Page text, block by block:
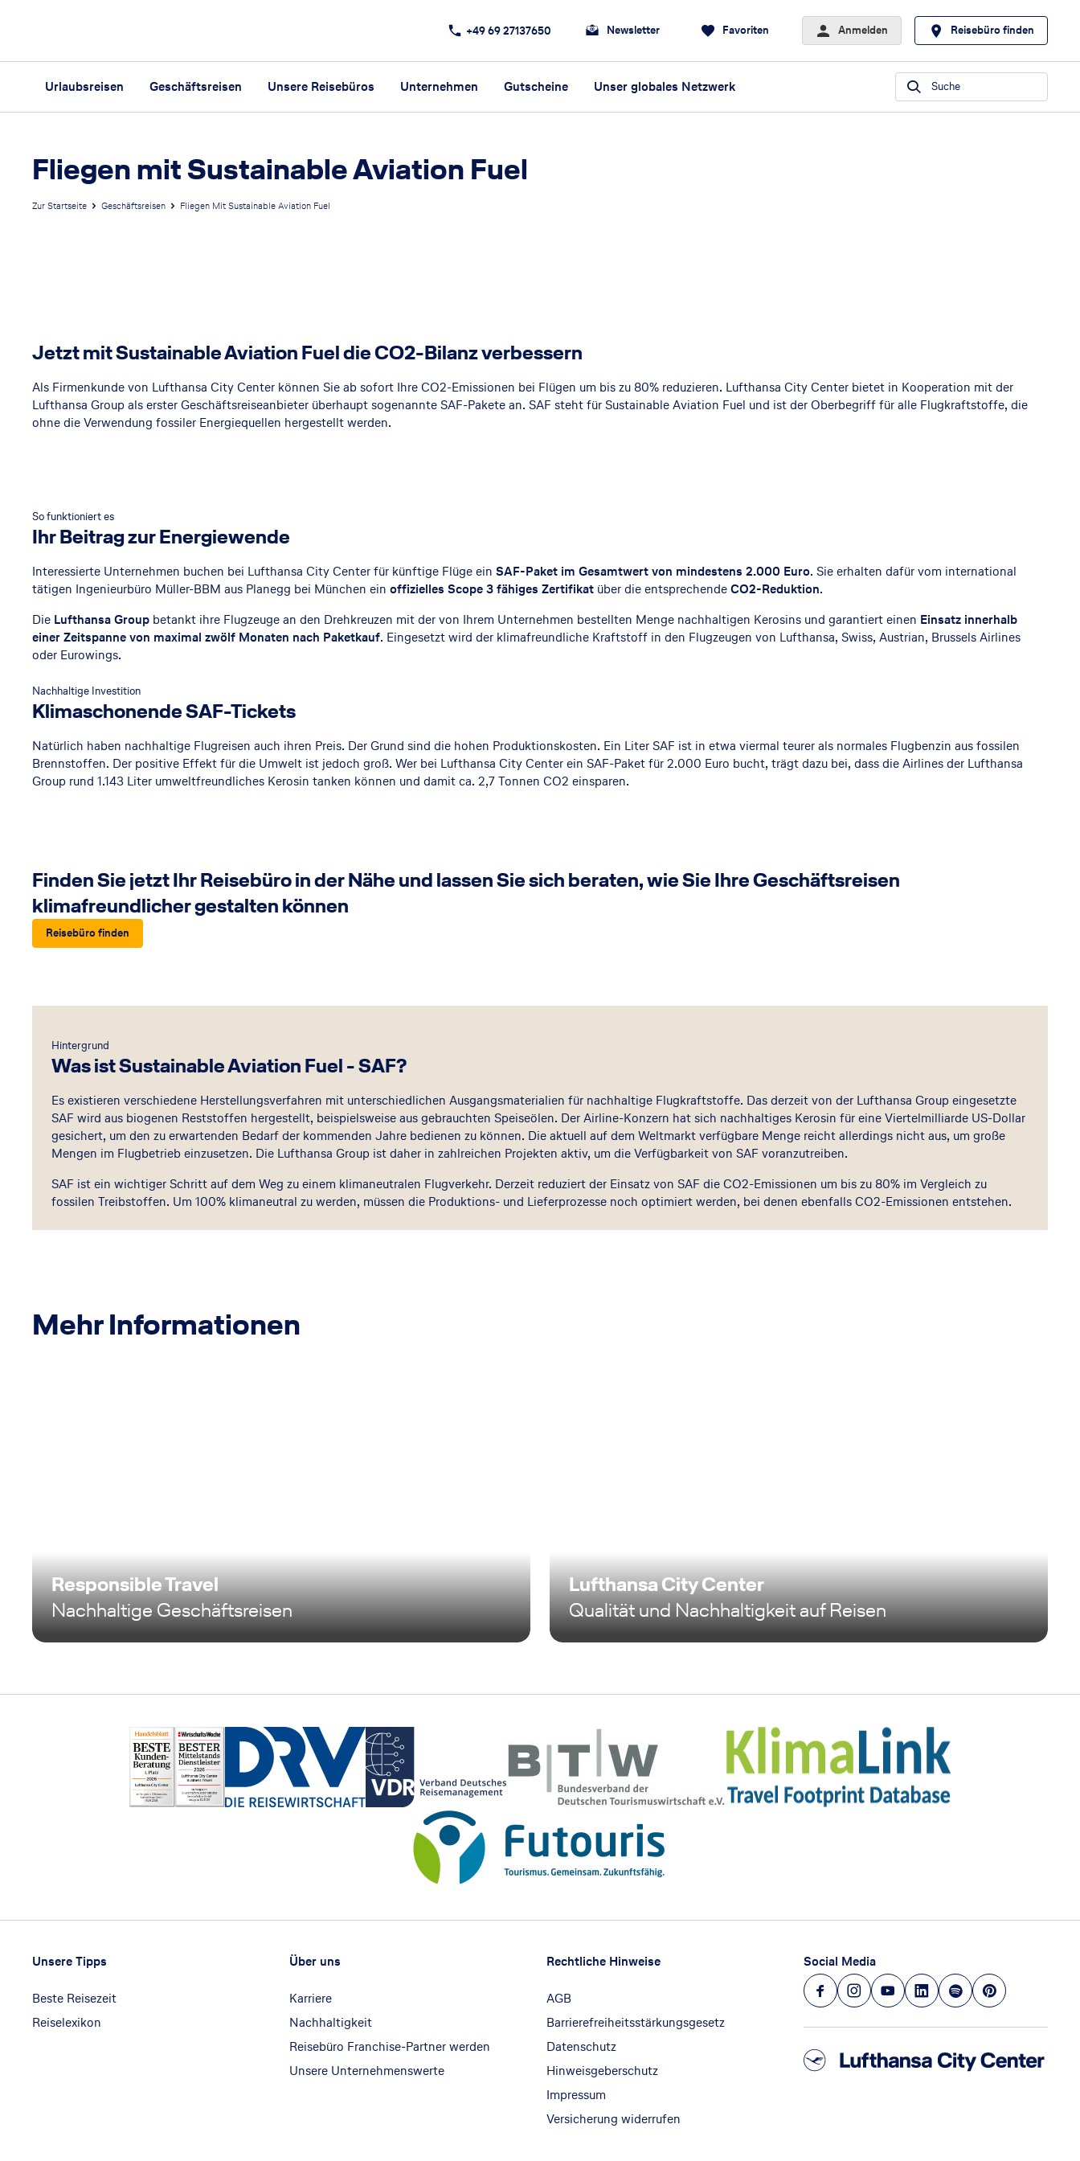
+49 69 27137650 Newsletter Favoriten Anmelden Reisebüro finden
Urlaubsreisen Geschäftsreisen Unsere Reisebüros Unternehmen Gutscheine Unser globales Netzwerk Suche
Fliegen mit Sustainable Aviation Fuel
Zur Startseite Geschäftsreisen Fliegen Mit Sustainable Aviation Fuel
CO₂ nachhaltig
Jetzt beraten lassen
Jetzt mit Sustainable Aviation Fuel die CO2-Bilanz verbessern
Als Firmenkunde von Lufthansa City Center können Sie ab sofort Ihre CO2-Emissionen bei Flügen um bis zu 80% reduzieren. Lufthansa City Center bietet in Kooperation mit der
Lufthansa Group als erster Geschäftsreiseanbieter überhaupt sogenannte SAF-Pakete an. SAF steht für Sustainable Aviation Fuel und ist der Oberbegriff für alle Flugkraftstoffe, die
ohne die Verwendung fossiler Energiequellen hergestellt werden.
So funktioniert es
Ihr Beitrag zur Energiewende
Interessierte Unternehmen buchen bei Lufthansa City Center für künftige Flüge ein SAF-Paket im Gesamtwert von mindestens 2.000 Euro. Sie erhalten dafür vom international
tätigen Ingenieurbüro Müller-BBM aus Planegg bei München ein offizielles Scope 3 fähiges Zertifikat über die entsprechendeCO2-Reduktion.
Die Lufthansa Group betankt ihre Flugzeuge an den Drehkreuzen mit der von Ihrem Unternehmen bestellten Menge nachhaltigen Kerosins und garantiert einen Einsatz innerhalb
einer Zeitspanne von maximal zwölf Monaten nach Paketkauf. Eingesetzt wird der klimafreundliche Kraftstoff in den Flugzeugen von Lufthansa, Swiss, Austrian, Brussels Airlines
oder Eurowings.
Nachhaltige Investition
Klimaschonende SAF-Tickets
Natürlich haben nachhaltige Flugreisen auch ihren Preis. Der Grund sind die hohen Produktionskosten. Ein Liter SAF ist in etwa viermal teurer als normales Flugbenzin aus fossilen
Brennstoffen. Der positive Effekt für die Umwelt ist jedoch groß. Wer bei Lufthansa City Center ein SAF-Paket für 2.000 Euro bucht, trägt dazu bei, dass die Airlines der Lufthansa
Group rund 1.143 Liter umweltfreundliches Kerosin tanken können und damit ca. 2,7 Tonnen CO2 einsparen.
Finden Sie jetzt Ihr Reisebüro in der Nähe und lassen Sie sich beraten, wie Sie Ihre Geschäftsreisen
klimafreundlicher gestalten können
Reisebüro finden
Hintergrund
Was ist Sustainable Aviation Fuel - SAF?
Es existieren verschiedene Herstellungsverfahren mit unterschiedlichen Ausgangsmaterialien für nachhaltige Flugkraftstoffe. Das derzeit von der Lufthansa Group eingesetzte
SAF wird aus biogenen Reststoffen hergestellt, beispielsweise aus gebrauchten Speiseölen. Der Airline-Konzern hat sich nachhaltiges Kerosin für eine Viertelmilliarde US-Dollar
gesichert, um den zu erwartenden Bedarf der kommenden Jahre bedienen zu können. Die aktuell auf dem Weltmarkt verfügbare Menge reicht allerdings nicht aus, um große
Mengen im Flugbetrieb einzusetzen. Die Lufthansa Group ist daher in zahlreichen Projekten aktiv, um die Verfügbarkeit von SAF voranzutreiben.
SAF ist ein wichtiger Schritt auf dem Weg zu einem klimaneutralen Flugverkehr. Derzeit reduziert der Einsatz von SAF die CO2-Emissionen um bis zu 80% im Vergleich zu
fossilen Treibstoffen. Um 100% klimaneutral zu werden, müssen die Produktions- und Lieferprozesse noch optimiert werden, bei denen ebenfalls CO2-Emissionen entstehen.
Mehr Informationen
Responsible Travel
Nachhaltige Geschäftsreisen
Lufthansa City Center
Qualität und Nachhaltigkeit auf Reisen
Footer navigation
Unsere Tipps
Beste Reisezeit
Reiselexikon
Über uns
Karriere
Nachhaltigkeit
Reisebüro Franchise-Partner werden
Unsere Unternehmenswerte
Rechtliche Hinweise
AGB
Barrierefreiheitsstärkungsgesetz
Datenschutz
Hinweisgeberschutz
Impressum
Versicherung widerrufen
Social Media